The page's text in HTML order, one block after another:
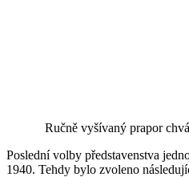
Ručně vyšívaný prapor
Poslední volby představenstva
1940. Tehdy bylo zvoleno